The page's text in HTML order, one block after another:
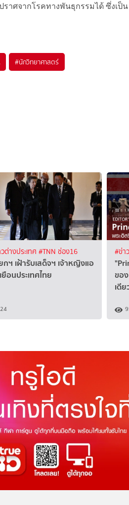
าศจากโรคทางพันธุกรรมได้ ซึ่งเป็น
#นักวิทยาศาสตร์
ต่างประเทศ #TNN ช่อง16
กฯ เฝ้ารับเสด็จฯ เจ้าหญิงแอ
อนประเทศไทย
24
#ข่า
ขอ
เดี